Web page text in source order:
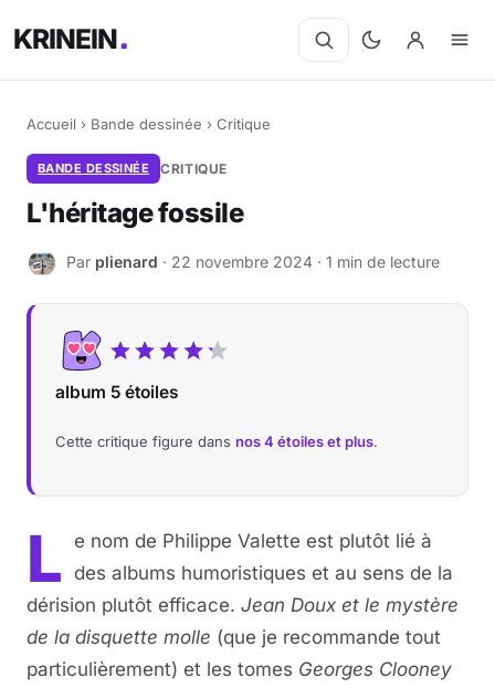
KRINEIN
Accueil › Bande dessinée › Critique
BANDE DESSINÉE CRITIQUE
L'héritage fossile
P Par plienard · 22 novembre 2024 · 1 min de lecture
album 5 étoiles
Cette critique figure dans nos 4 étoiles et plus.
L
e nom de Philippe Valette est plutôt lié à
des albums humoristiques et au sens de la
dérision plutôt efficace. Jean Doux et le mystère
de la disquette molle (que je recommande tout
particulièrement) et les tomes Georges Clooney